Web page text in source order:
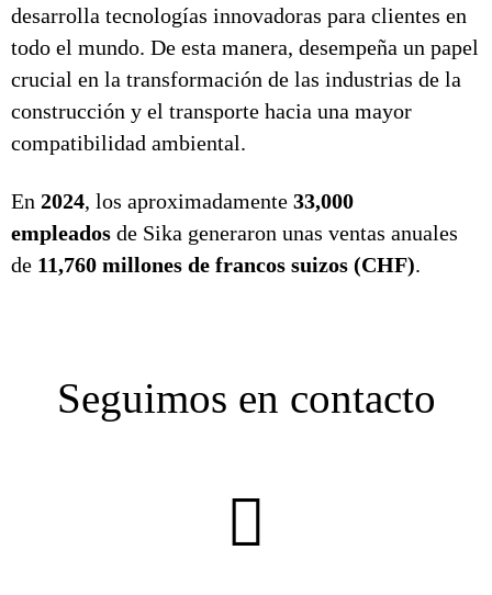
desarrolla tecnologías innovadoras para clientes en
todo el mundo. De esta manera, desempeña un papel
crucial en la transformación de las industrias de la
construcción y el transporte hacia una mayor
compatibilidad ambiental.
En 2024, los aproximadamente 33,000
empleados de Sika generaron unas ventas anuales
de 11,760 millones de francos suizos (CHF).
Seguimos en contacto